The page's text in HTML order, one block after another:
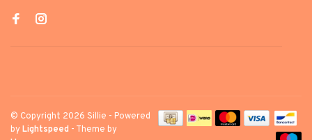
© Copyright 2026 Sillie - Powered
byLightspeed - Theme by